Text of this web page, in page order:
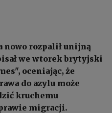
nowo rozpalił unijną
we wtorek brytyjski
oceniając, że
do azylu może
kruchemu
migracji.